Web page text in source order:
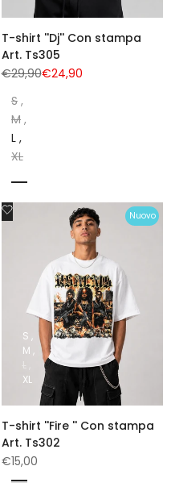
T-shirt ''Dj'' Con stampa
Art. Ts305
Prezzo
normale
€29,90Prezzo
€24,90
S
M
L
XL
Nuovo
Aggiungi
desideri
S
M
L
XL
T-shirt ''Fire '' Con stampa
Art. Ts302
Prezzo
vendita
€15,00